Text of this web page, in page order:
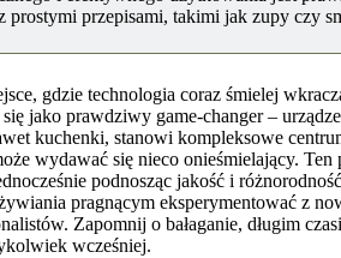
prostymi przepisami, takimi jak zupy czy
gdzie technologia coraz śmielej
jako prawdziwy game-changer –
kuchenki, stanowi kompleksowe
wydawać się nieco onieśmielający.
podnosząc jakość i
pragnącym eksperymentować z
Zapomnij o bałaganie, długim
wcześniej.